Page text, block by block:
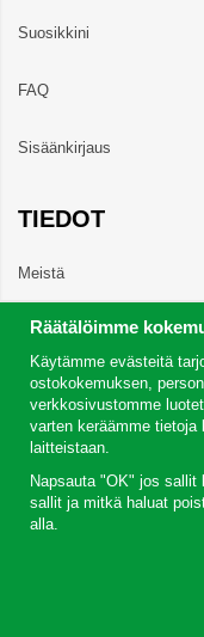
Suosikkini
FAQ
Sisäänkirjaus
TIEDOT
Meistä
Uutiset
Uutiskirje
Tietoja evästeistä
Inspiraatiota
Räätälöimme
Käytämme evästeitä
ostokokemuksen,
verkkosivustomme
varten keräämme
laitteistaan.
Napsauta "OK" jos
sallit ja mitkä haluat
alla.